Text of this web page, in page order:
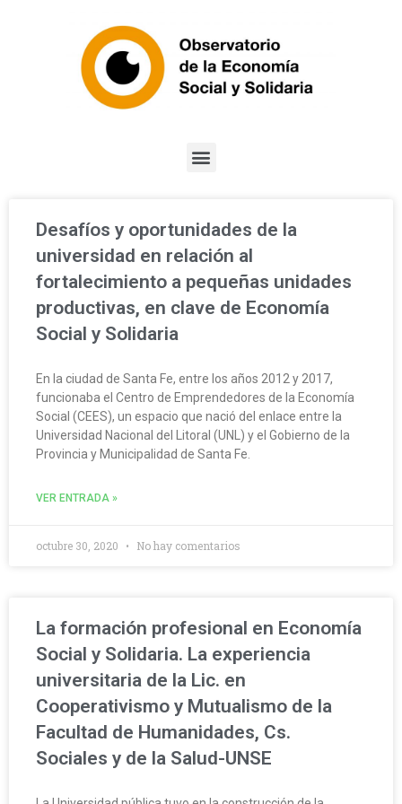
Desafíos y oportunidades de la
universidad en relación al
fortalecimiento a pequeñas unidades
productivas, en clave de Economía
Social y Solidaria
En la ciudad de Santa Fe, entre los años 2012 y 2017,
funcionaba el Centro de Emprendedores de la Economía
Social (CEES), un espacio que nació del enlace entre la
Universidad Nacional del Litoral (UNL) y el Gobierno de la
Provincia y Municipalidad de Santa Fe.
VER ENTRADA »
octubre 30, 2020 No hay comentarios
La formación profesional en Economía
Social y Solidaria. La experiencia
universitaria de la Lic. en
Cooperativismo y Mutualismo de la
Facultad de Humanidades, Cs.
Sociales y de la Salud-UNSE